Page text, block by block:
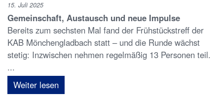
15. Juli 2025
Gemeinschaft, Austausch und neue Impulse
Bereits zum sechsten Mal fand der Frühstückstreff der
KAB Mönchengladbach statt – und die Runde wächst
stetig: Inzwischen nehmen regelmäßig 13 Personen teil.
...
Weiter lesen